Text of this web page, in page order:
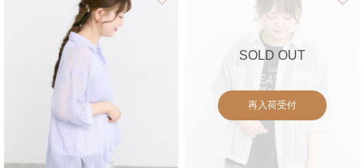
SOLD OUT
再入荷受付